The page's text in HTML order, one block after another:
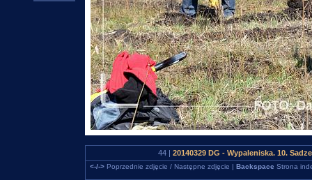
44 | 20140329 DG - Wypaleniska. 10.
<-/->Poprzednie zdjęcie / Następne zdjęcie | Backspace Strona